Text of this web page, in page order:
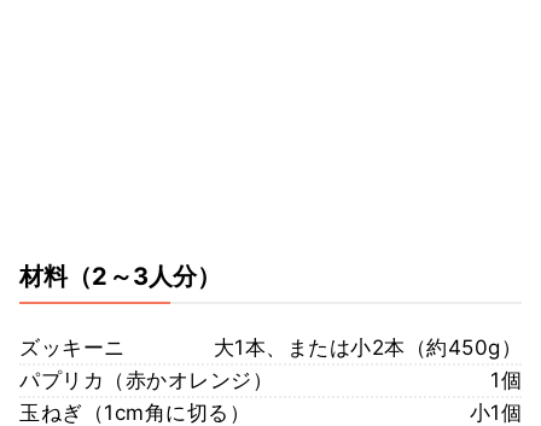
材料（2～3人分）
ズッキーニ
大1本、または小2本（約450g）
パプリカ（赤かオレンジ）
1個
玉ねぎ（1cm角に切る）
小1個